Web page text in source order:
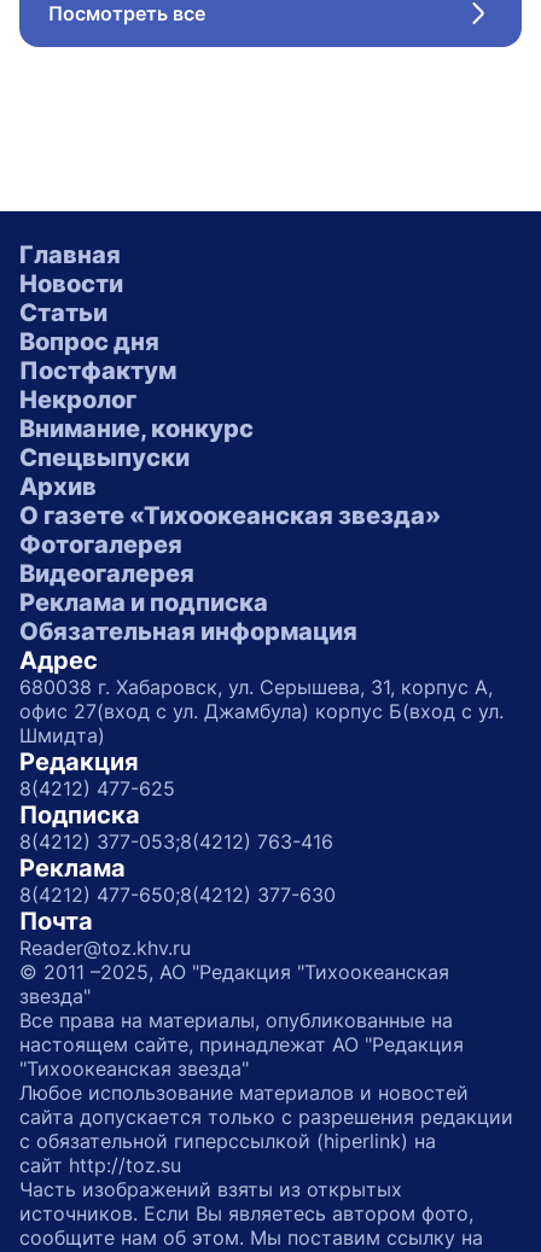
Посмотреть все
Главная
Новости
Статьи
Вопрос дня
Постфактум
Некролог
Внимание, конкурс
Спецвыпуски
Архив
О газете «Тихоокеанская звезда»
Фотогалерея
Видеогалерея
Реклама и подписка
Обязательная информация
Адрес
680038 г. Хабаровск, ул. Серышева, 31, корпус А,
офис 27(вход с ул. Джамбула) корпус Б(вход с ул.
Шмидта)
Редакция
8(4212) 477-625
Подписка
8(4212) 377-053;8(4212) 763-416
Реклама
8(4212) 477-650;8(4212) 377-630
Почта
Reader@toz.khv.ru
© 2011 –2025, АО "Редакция "Тихоокеанская
звезда"
Все права на материалы, опубликованные на
настоящем сайте, принадлежат АО "Редакция
"Тихоокеанская звезда"
Любое использование материалов и новостей
сайта допускается только с разрешения редакции
с обязательной гиперссылкой (hiperlink) на
сайт http://toz.su
Часть изображений взяты из открытых
источников. Если Вы являетесь автором фото,
сообщите нам об этом. Мы поставим ссылку на